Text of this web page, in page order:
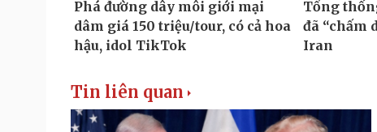
Tin liên quan